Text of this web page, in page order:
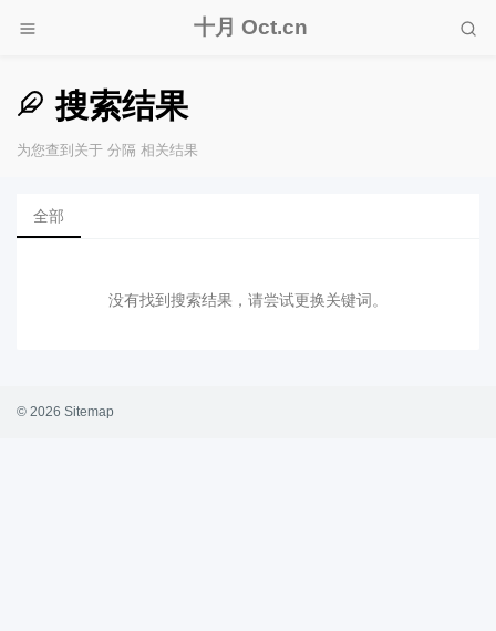
十月 Oct.cn
搜索结果
为您查到关于 分隔 相关结果
全部
没有找到搜索结果，请尝试更换关键词。
© 2026 Sitemap